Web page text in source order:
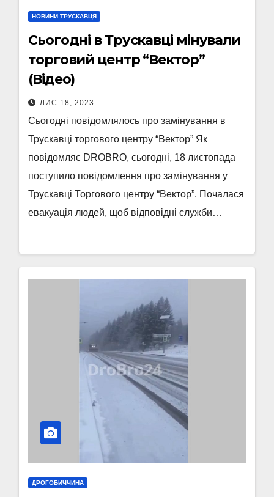
НОВИНИ ТРУСКАВЦЯ
Сьогодні в Трускавці мінували
торговий центр “Вектор”
(Відео)
ЛИС 18, 2023
Сьогодні повідомлялось про замінування в
Трускавці торгового центру “Вектор” Як
повідомляє DROBRO, сьогодні, 18 листопада
поступило повідомлення про замінування у
Трускавці Торгового центру “Вектор”. Почалася
евакуація людей, щоб відповідні служби…
ДРОГОБИЧЧИНА